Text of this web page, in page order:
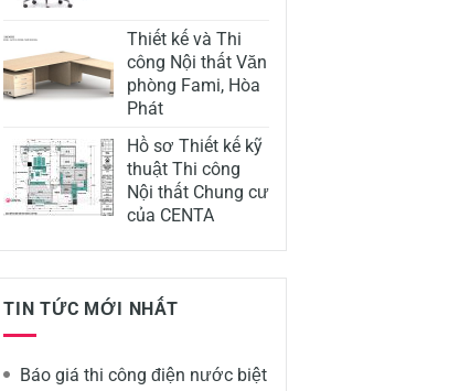
Thiết kế và Thi
công Nội thất Văn
phòng Fami, Hòa
Phát
Hồ sơ Thiết kế kỹ
thuật Thi công
Nội thất Chung cư
của CENTA
TIN TỨC MỚI NHẤT
Báo giá thi công điện nước biệt